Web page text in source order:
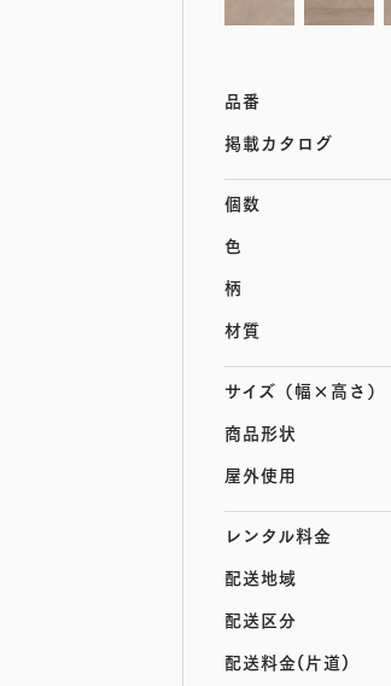
品番
掲載カタログ
個数
色
柄
材質
サイズ （幅×高さ）
商品形状
屋外使用
レンタル料金
配送地域
配送区分
配送料金(片道)